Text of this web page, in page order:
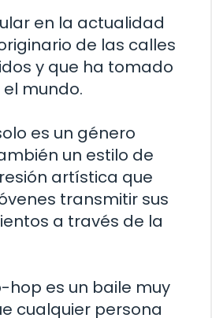
en la actualidad
de las calles
y que ha tomado
mundo.
es un género
un estilo de
artística que
transmitir sus
a través de la
hop es un baile muy
cualquier persona